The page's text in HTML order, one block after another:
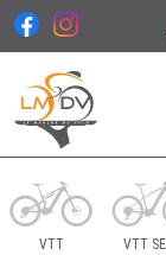
Le Marché du
VTT
VTT